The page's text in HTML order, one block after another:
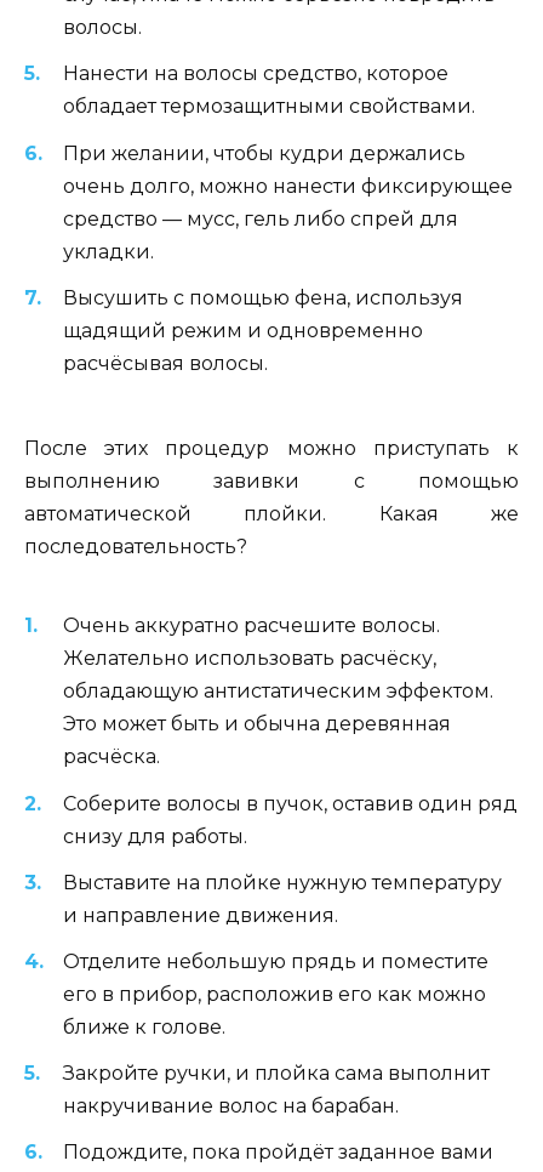
волосы.
Нанести на волосы средство, которое
обладает термозащитными свойствами.
При желании, чтобы кудри держались
очень долго, можно нанести фиксирующее
средство — мусс, гель либо спрей для
укладки.
Высушить с помощью фена, используя
щадящий режим и одновременно
расчёсывая волосы.
После этих процедур можно приступать к
выполнению завивки с помощью
автоматической плойки. Какая же
последовательность?
Очень аккуратно расчешите волосы.
Желательно использовать расчёску,
обладающую антистатическим эффектом.
Это может быть и обычна деревянная
расчёска.
Соберите волосы в пучок, оставив один ряд
снизу для работы.
Выставите на плойке нужную температуру
и направление движения.
Отделите небольшую прядь и поместите
его в прибор, расположив его как можно
ближе к голове.
Закройте ручки, и плойка сама выполнит
накручивание волос на барабан.
Подождите, пока пройдёт заданное вами